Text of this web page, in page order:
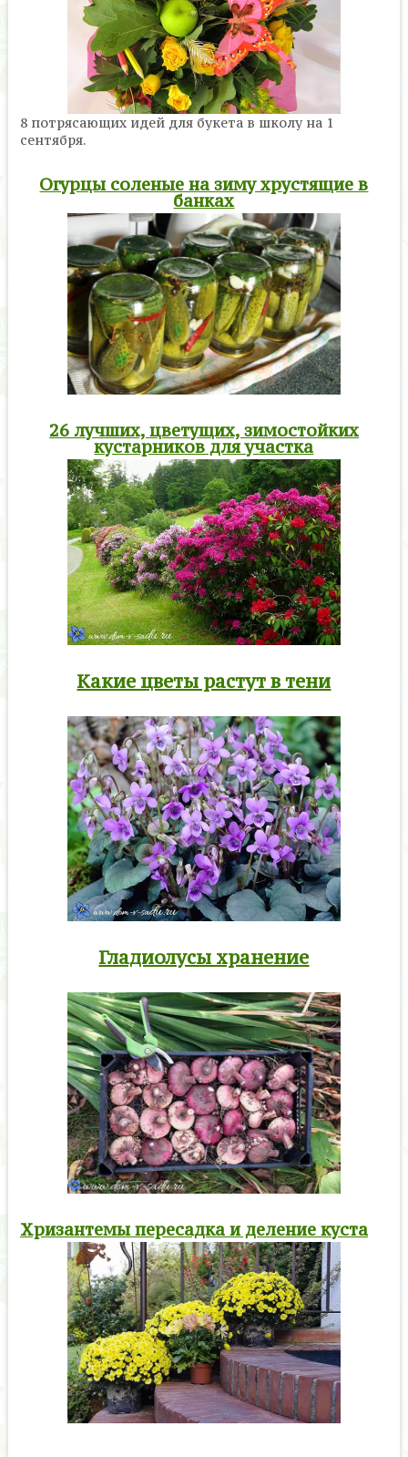
8 потрясающих идей для букета в школу на 1
сентября.
Огурцы соленые на зиму хрустящие в
банках
26 лучших, цветущих, зимостойких
кустарников для участка
Какие цветы растут в тени
Гладиолусы хранение
Хризантемы пересадка и деление куста